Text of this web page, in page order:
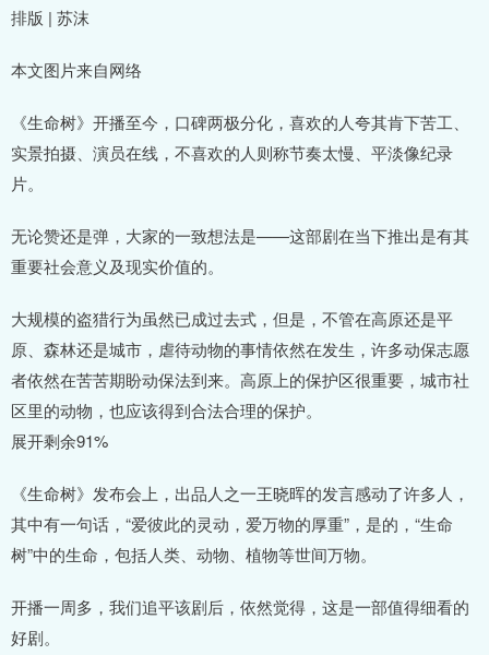
排版 | 苏沫
本文图片来自网络
《生命树》开播至今，口碑两极分化，喜欢的人夸其肯下苦工、
实景拍摄、演员在线，不喜欢的人则称节奏太慢、平淡像纪录
片。
无论赞还是弹，大家的一致想法是——这部剧在当下推出是有其
重要社会意义及现实价值的。
大规模的盗猎行为虽然已成过去式，但是，不管在高原还是平
原、森林还是城市，虐待动物的事情依然在发生，许多动保志愿
者依然在苦苦期盼动保法到来。高原上的保护区很重要，城市社
区里的动物，也应该得到合法合理的保护。
展开剩余91%
《生命树》发布会上，出品人之一王晓晖的发言感动了许多人，
其中有一句话，“爱彼此的灵动，爱万物的厚重”，是的，“生命
树”中的生命，包括人类、动物、植物等世间万物。
开播一周多，我们追平该剧后，依然觉得，这是一部值得细看的
好剧。